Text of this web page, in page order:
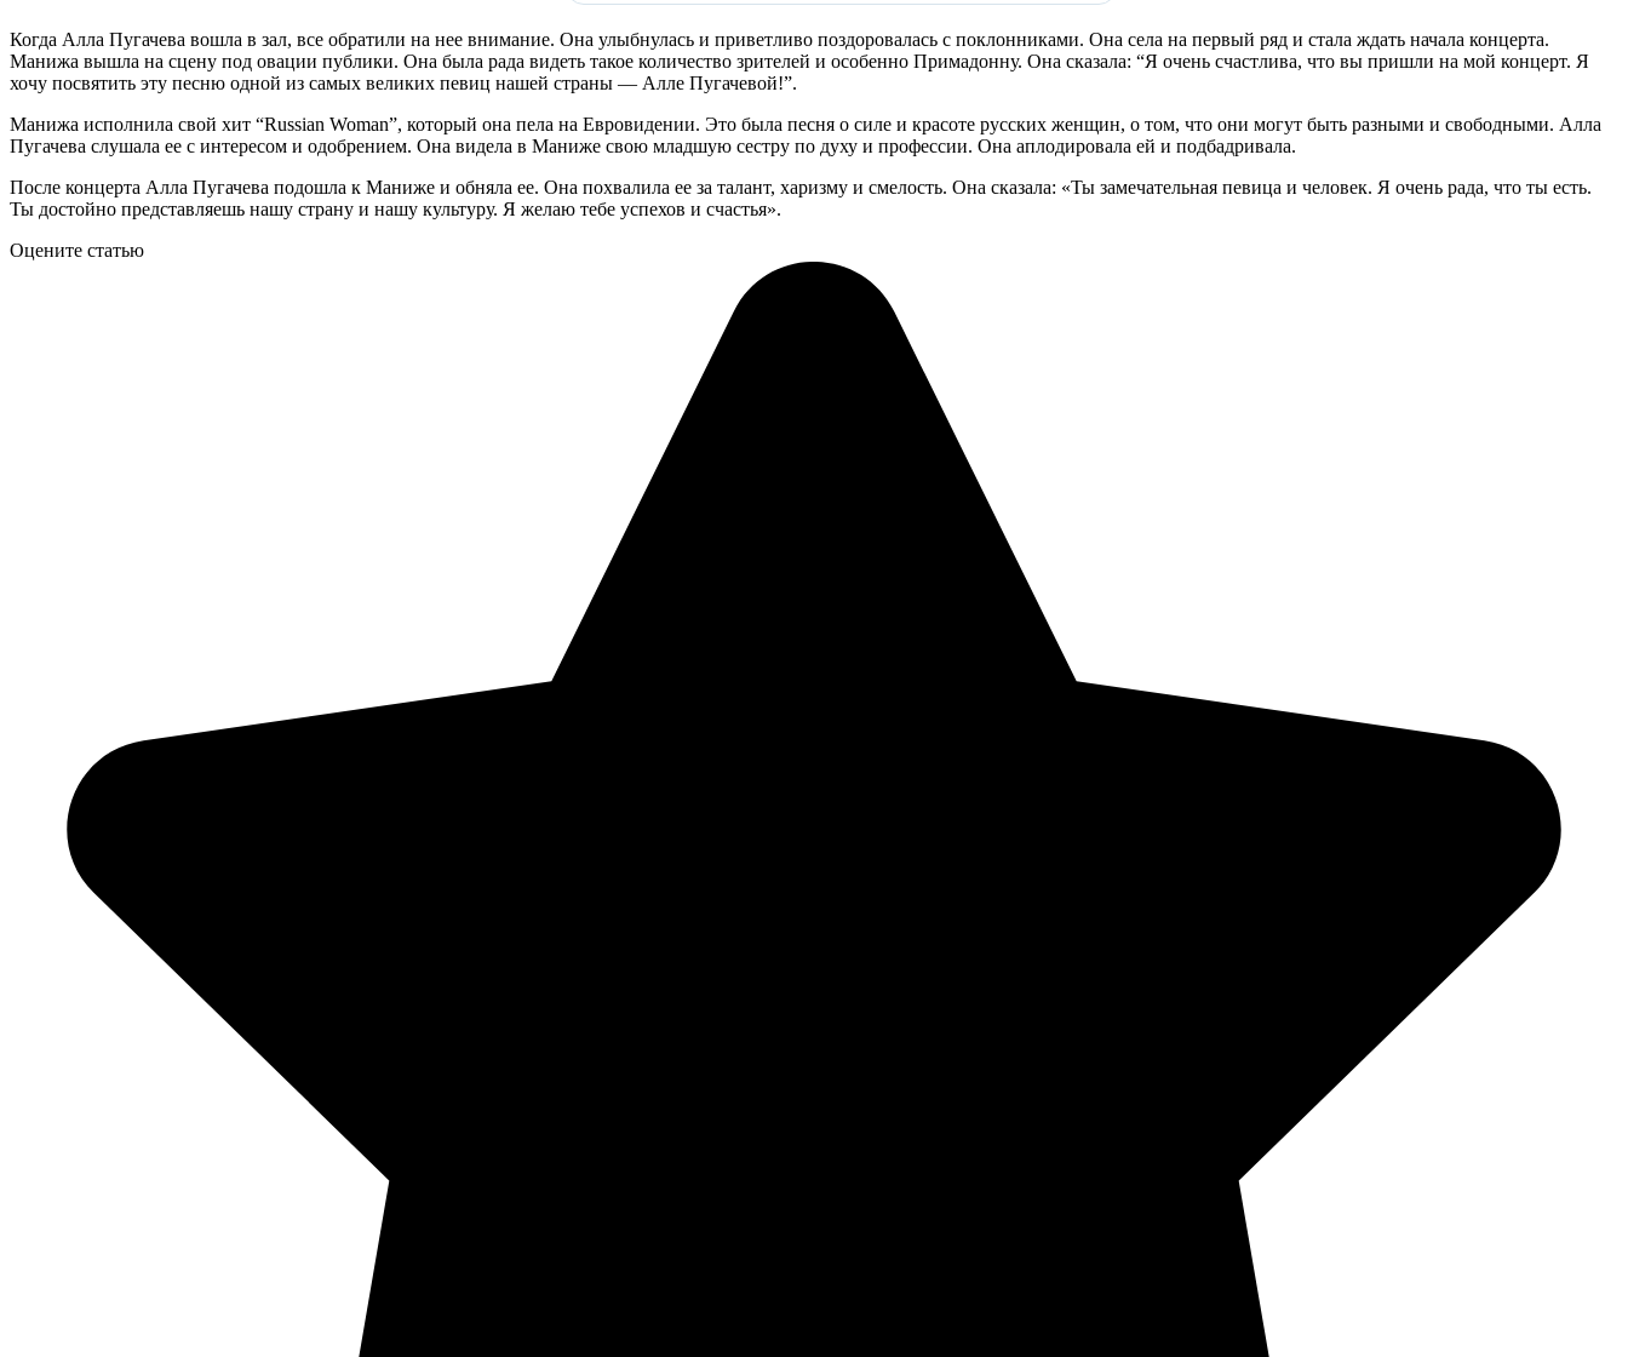
Когда Алла Пугачева вошла в зал, все обратили на нее внимание. Она улыбнулась и приветливо поздоровалась с поклонниками. Она села на первый ряд и стала ждать начала концерта.
Манижа вышла на сцену под овации публики. Она была рада видеть такое количество зрителей и особенно Примадонну. Она сказала: “Я очень счастлива, что вы пришли на мой концерт. Я
хочу посвятить эту песню одной из самых великих певиц нашей страны — Алле Пугачевой!”.
Манижа исполнила свой хит “Russian Woman”, который она пела на Евровидении. Это была песня о силе и красоте русских женщин, о том, что они могут быть разными и свободными. Алла
Пугачева слушала ее с интересом и одобрением. Она видела в Маниже свою младшую сестру по духу и профессии. Она аплодировала ей и подбадривала.
После концерта Алла Пугачева подошла к Маниже и обняла ее. Она похвалила ее за талант, харизму и смелость. Она сказала: «Ты замечательная певица и человек. Я очень рада, что ты есть.
Ты достойно представляешь нашу страну и нашу культуру. Я желаю тебе успехов и счастья».
Оцените статью